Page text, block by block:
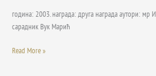
година: 2003. награда: друга награда аутори:
сарадник Вук Марић
Read More »